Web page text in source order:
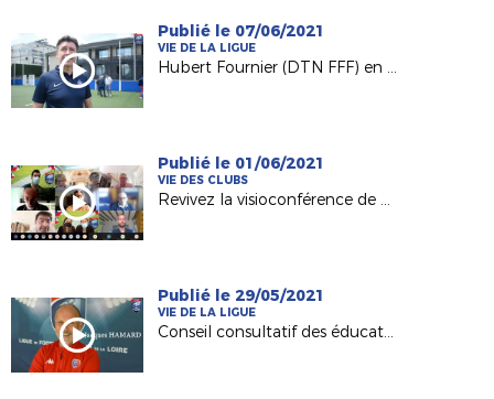
Publié le 07/06/2021
VIE DE LA LIGUE
Hubert Fournier (DTN FFF) en visite à la Ligue avant la reprise du foot amateur
Publié le 01/06/2021
VIE DES CLUBS
Revivez la visioconférence de notre service Licences du 31 mai 2021
Publié le 29/05/2021
VIE DE LA LIGUE
Conseil consultatif des éducateurs : les explications de Jacques Hamard